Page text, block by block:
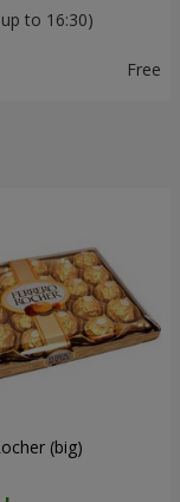
to 16:30)
Free
(big)